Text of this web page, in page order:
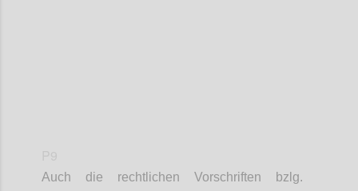
Auch die rechtlichen Vorschriften bzlg.